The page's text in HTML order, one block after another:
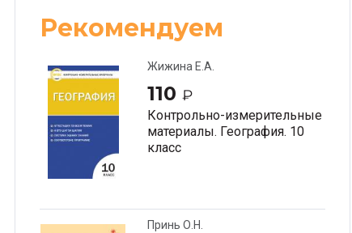
Рекомендуем
Жижина Е.А.
110 ₽
Контрольно-измерительные
материалы. География. 10
класс
Принь О.Н.